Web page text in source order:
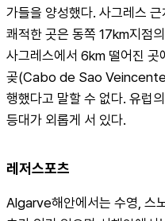
가들을 양성했다. 사그레스
쾌적한 곳은 동쪽 17km지점
사그레스에서 6km 떨어진 곳
곶(Cabo de Sao
행했다고 말할 수 없다. 유럽
등대가 외롭게 서 있다.
레저스포츠
Algarve해안에서는 수영, 스